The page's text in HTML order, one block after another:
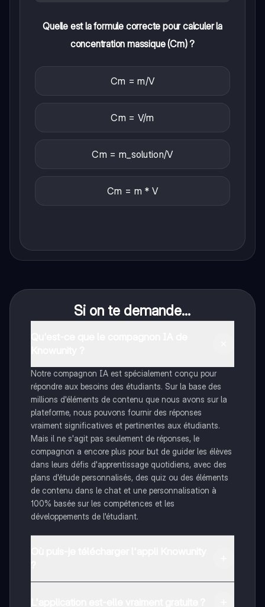
Quelle est la formule correcte pour calculer la
concentration massique (Cm) ?
Cm = m/V
Cm = V/m
Cm = m_solution/V
Cm = m * V
Si on te demande...
Notre compagnon IA est spécialement conçu pour
répondre aux besoins des étudiants. Sur la base des
millions d'éléments de contenu que nous avons sur la
plateforme, nous pouvons fournir des réponses
vraiment significatives et pertinentes aux étudiants.
Mais il ne s'agit pas seulement de réponses, le
compagnon a encore plus pour but de guider les élèves
dans leurs défis d'apprentissage quotidiens, avec des
plans d'étude personnalisés, des quiz ou des éléments
de contenu dans le chat et une personnalisation à
100% basée sur les compétences et les
développements de l'étudiant.